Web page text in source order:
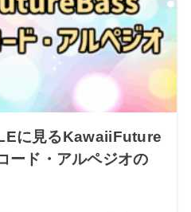
に見るKawaiiFuture
ド・アルペジオの